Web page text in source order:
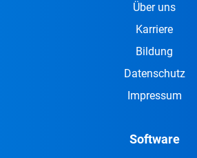
Über uns
Karriere
Bildung
Datenschutz
Impressum
Software